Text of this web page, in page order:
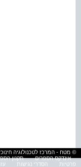
© מטח - המרכז לטכנולוגיה
אינדקס הספרים
תקנון
פרטיות
הסדרי נגישות